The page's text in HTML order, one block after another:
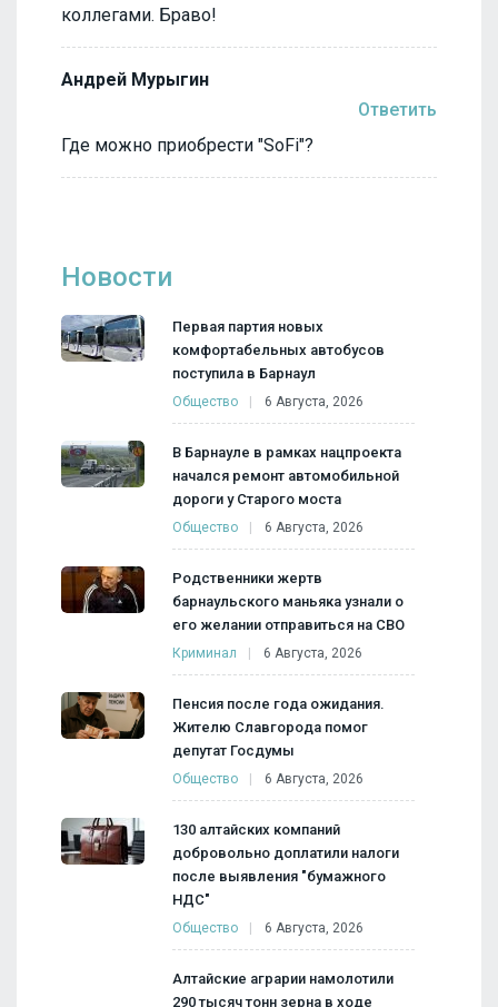
коллегами. Браво!
Андрей Мурыгин
Ответить
Где можно приобрести "SoFi"?
Новости
Первая партия новых
комфортабельных автобусов
поступила в Барнаул
Общество 6 Августа, 2026
В Барнауле в рамках нацпроекта
начался ремонт автомобильной
дороги у Старого моста
Общество 6 Августа, 2026
Родственники жертв
барнаульского маньяка узнали о
его желании отправиться на СВО
Криминал 6 Августа, 2026
Пенсия после года ожидания.
Жителю Славгорода помог
депутат Госдумы
Общество 6 Августа, 2026
130 алтайских компаний
добровольно доплатили налоги
после выявления "бумажного
НДС"
Общество 6 Августа, 2026
Алтайские аграрии намолотили
290 тысяч тонн зерна в ходе